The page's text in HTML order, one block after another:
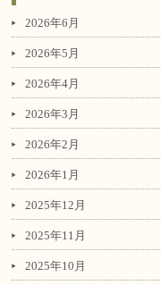
2026年6月
2026年5月
2026年4月
2026年3月
2026年2月
2026年1月
2025年12月
2025年11月
2025年10月